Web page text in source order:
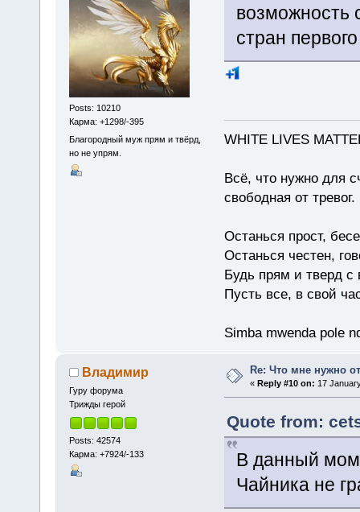
Posts: 10210
Карма: +1298/-395
Благородный муж прям и твёрд,
но не упрям.
возможность
стран
WHITE LIVES
Всё, что нужно для
свободная от
Останься прост,
Останься честен,
Будь прям и тверд с
Пусть все, в свой
Simba mwenda pole
Владимир
Гуру форума
Трижды герой
Posts: 42574
Карма: +7924/-133
Re: Что мне нужно
«Reply #10 on: 17
Quote from:
В данный
Чайника не